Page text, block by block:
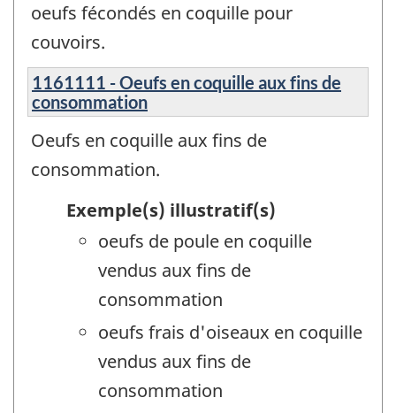
oeufs fécondés en coquille pour
couvoirs.
1161111 - Oeufs en coquille aux fins de
consommation
Oeufs en coquille aux fins de
consommation.
Exemple(s) illustratif(s)
oeufs de poule en coquille
vendus aux fins de
consommation
oeufs frais d'oiseaux en coquille
vendus aux fins de
consommation